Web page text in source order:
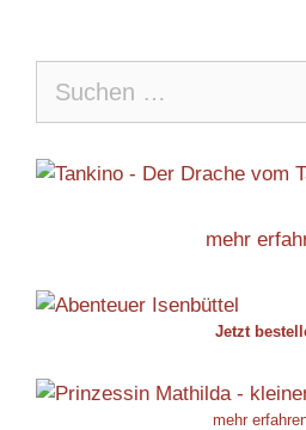
nach:
mehr
Jetzt
mehr